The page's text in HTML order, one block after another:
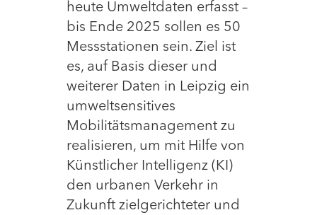
heute Umweltdaten erfasst –
bis Ende 2025 sollen es 50
Messstationen sein. Ziel ist
es, auf Basis dieser und
weiterer Daten in Leipzig ein
umweltsensitives
Mobilitätsmanagement zu
realisieren, um mit Hilfe von
Künstlicher Intelligenz (KI)
den urbanen Verkehr in
Zukunft zielgerichteter und